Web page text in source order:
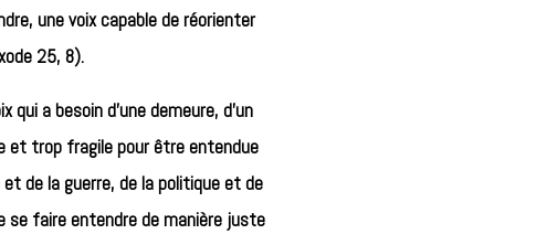
une voix capable de réorienter
25, 8).
a besoin d’une demeure, d’un
et trop fragile pour être entendue
de la guerre, de la politique et de
se faire entendre de manière juste